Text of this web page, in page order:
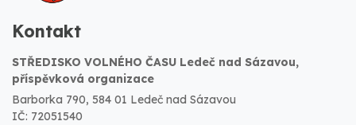
Kontakt
STŘEDISKO VOLNÉHO ČASU Ledeč nad Sázavou,
příspěvková organizace
Barborka 790, 584 01 Ledeč nad Sázavou
IČ: 72051540